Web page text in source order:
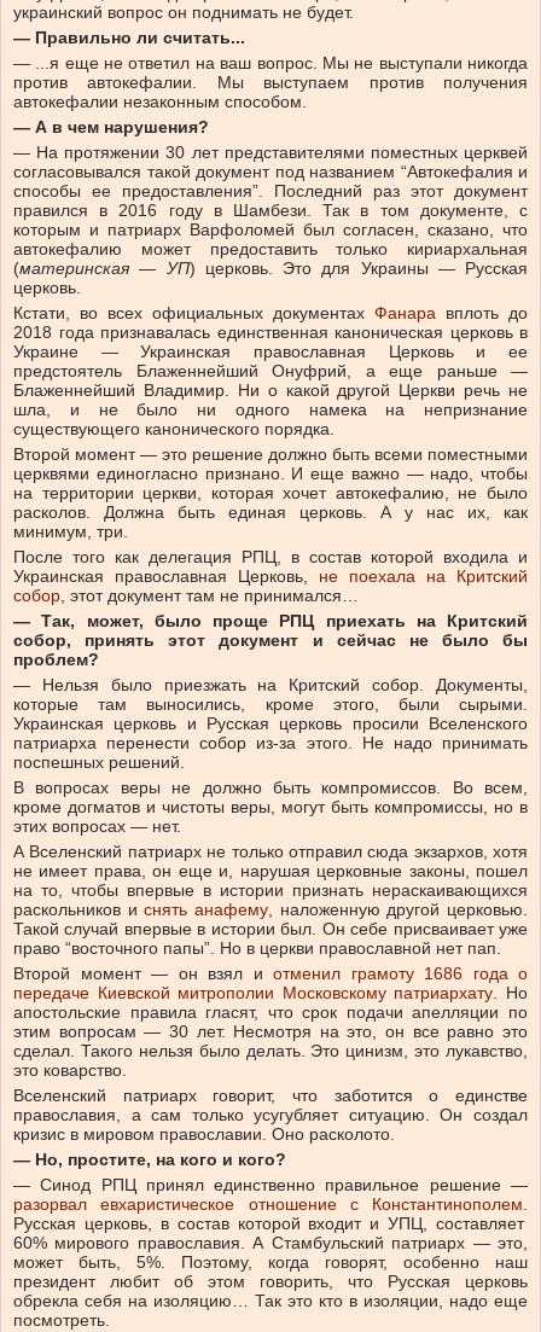
украинский вопрос он поднимать не будет.
— Правильно ли считать...
— ...я еще не ответил на ваш вопрос. Мы не выступали никогда
против автокефалии. Мы выступаем против получения
автокефалии незаконным способом.
— А в чем нарушения?
— На протяжении 30 лет представителями поместных церквей
согласовывался такой документ под названием “Автокефалия и
способы ее предоставления”. Последний раз этот документ
правился в 2016 году в Шамбези. Так в том документе, с
которым и патриарх Варфоломей был согласен, сказано, что
автокефалию может предоставить только кириархальная
(материнская — УП) церковь. Это для Украины — Русская
церковь.
Кстати, во всех официальных документах Фанара вплоть до
2018 года признавалась единственная каноническая церковь в
Украине — Украинская православная Церковь и ее
предстоятель Блаженнейший Онуфрий, а еще раньше —
Блаженнейший Владимир. Ни о какой другой Церкви речь не
шла, и не было ни одного намека на непризнание
существующего канонического порядка.
Второй момент — это решение должно быть всеми поместными
церквями единогласно признано. И еще важно — надо, чтобы
на территории церкви, которая хочет автокефалию, не было
расколов. Должна быть единая церковь. А у нас их, как
минимум, три.
После того как делегация РПЦ, в состав которой входила и
Украинская православная Церковь, не поехала на Критский
собор, этот документ там не принимался…
— Так, может, было проще РПЦ приехать на Критский
собор, принять этот документ и сейчас не было бы
проблем?
— Нельзя было приезжать на Критский собор. Документы,
которые там выносились, кроме этого, были сырыми.
Украинская церковь и Русская церковь просили Вселенского
патриарха перенести собор из-за этого. Не надо принимать
поспешных решений.
В вопросах веры не должно быть компромиссов. Во всем,
кроме догматов и чистоты веры, могут быть компромиссы, но в
этих вопросах — нет.
А Вселенский патриарх не только отправил сюда экзархов, хотя
не имеет права, он еще и, нарушая церковные законы, пошел
на то, чтобы впервые в истории признать нераскаивающихся
раскольников иснять анафему, наложенную другой церковью.
Такой случай впервые в истории был. Он себе присваивает уже
право “восточного папы”. Но в церкви православной нет пап.
Второй момент — он взял и отменил грамоту 1686 года о
передаче Киевской митрополии Московскому патриархату. Но
апостольские правила гласят, что срок подачи апелляции по
этим вопросам — 30 лет. Несмотря на это, он все равно это
сделал. Такого нельзя было делать. Это цинизм, это лукавство,
это коварство.
Вселенский патриарх говорит, что заботится о единстве
православия, а сам только усугубляет ситуацию. Он создал
кризис в мировом православии. Оно расколото.
— Но, простите, на кого и кого?
— Синод РПЦ принял единственно правильное решение —
разорвал евхаристическое отношение с Константинополем.
Русская церковь, в состав которой входит и УПЦ, составляет
60% мирового православия. А Стамбульский патриарх — это,
может быть, 5%. Поэтому, когда говорят, особенно наш
президент любит об этом говорить, что Русская церковь
обрекла себя на изоляцию… Так это кто в изоляции, надо еще
посмотреть.